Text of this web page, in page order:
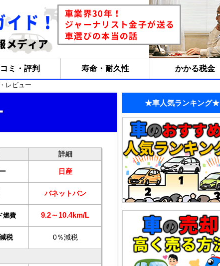
ミ・評判 寿命・耐久性 かかる税金
レビュー
詳細
日産
バネットバン
燃費 9.2～10.4km/L
税 0％減税
★車人気ランキング★